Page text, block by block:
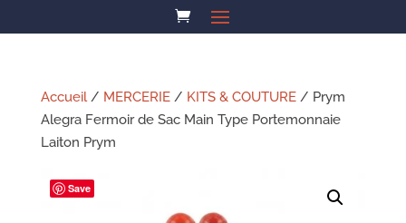
Accueil/ MERCERIE/ KITS & COUTURE/ Prym
Alegra Fermoir de Sac Main Type Portemonnaie
Laiton Prym
Save